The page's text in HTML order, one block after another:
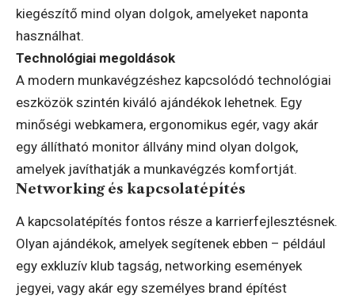
kiegészítő mind olyan dolgok, amelyeket naponta
használhat.
Technológiai megoldások
A modern munkavégzéshez kapcsolódó technológiai
eszközök szintén kiváló ajándékok lehetnek. Egy
minőségi webkamera, ergonomikus egér, vagy akár
egy állítható monitor állvány mind olyan dolgok,
amelyek javíthatják a munkavégzés komfortját.
Networking és kapcsolatépítés
A kapcsolatépítés fontos része a karrierfejlesztésnek.
Olyan ajándékok, amelyek segítenek ebben – például
egy exkluzív klub tagság, networking események
jegyei, vagy akár egy személyes brand építést